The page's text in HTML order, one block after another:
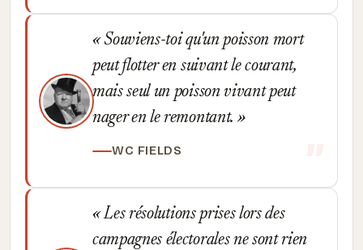
Souviens-toi qu'un poisson mort
peut flotter en suivant le courant,
mais seul un poisson vivant peut
nager en le remontant.
WC FIELDS
Les résolutions prises lors des
campagnes électorales ne sont rien